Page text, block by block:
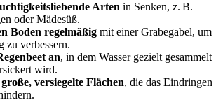
Arten in Senken, z. B.
oder Mädesüß.
Boden regelmäßig mit einer Grabegabel, um
zu verbessern.
an, in dem Wasser gezielt gesammelt
wird.
versiegelte Flächen, die das Eindringen